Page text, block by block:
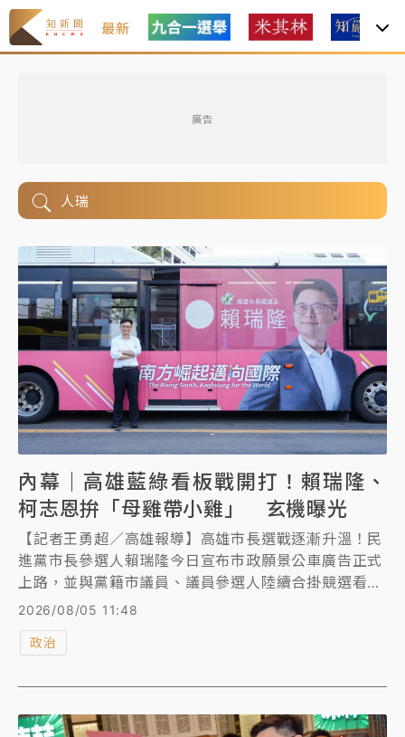
最新
廣告
人瑞
內幕｜高雄藍綠看板戰開打！賴瑞隆、
柯志恩拚「母雞帶小雞」 玄機曝光
【記者王勇超／高雄報導】高雄市長選戰逐漸升溫！民
進黨市長參選人賴瑞隆今日宣布市政願景公車廣告正式
上路，並與黨籍市議員、議員參選人陸續合掛競選看
板；國民黨市長參選人柯志恩陣營則強調，聯合看板早
打，實際上卻透露藍綠都已完成黨內整隊，選戰正式從
模式。
2026/08/05 11:48
政治